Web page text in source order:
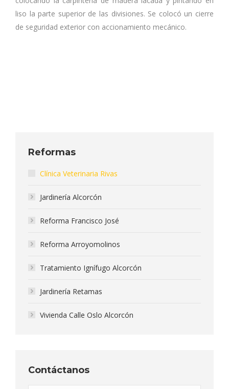
liso la parte superior de las divisiones. Se colocó un cierre
de seguridad exterior con accionamiento mecánico.
Reformas
Clínica Veterinaria Rivas
Jardinería Alcorcón
Reforma Francisco José
Reforma Arroyomolinos
Tratamiento Ignífugo Alcorcón
Jardinería Retamas
Vivienda Calle Oslo Alcorcón
Contáctanos